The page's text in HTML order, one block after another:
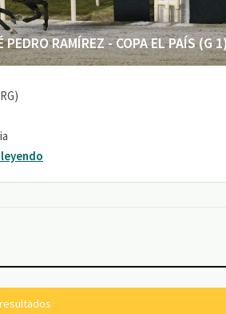
PEDRO RAMÍREZ - COPA EL PAÍS (G